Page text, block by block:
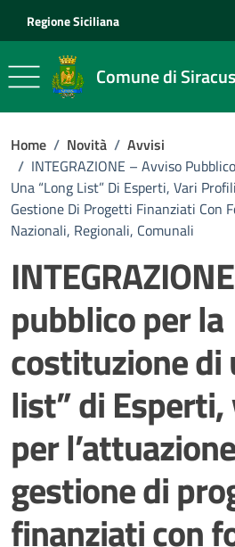
Regione Siciliana
Comune di
Home / Novità / Avvisi
/ INTEGRAZIONE – Avviso
Una “Long List” Di Esperti, Vari
Gestione Di Progetti Finanziati Con
Nazionali, Regionali, Comunali
pubblico per la
costituzione di
list” di
per
gestione di
finanziati con